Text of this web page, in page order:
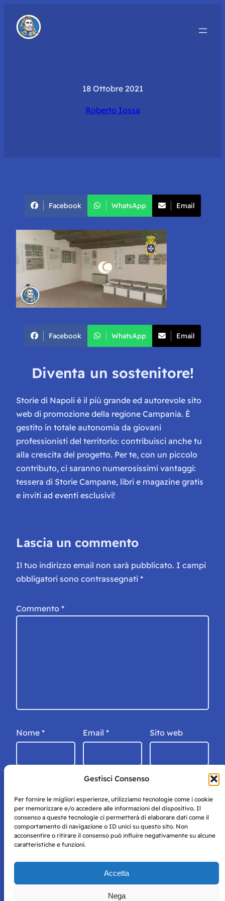
Gestisci Consenso
Per fornire le migliori esperienze, utilizziamo tecnologie come i cookie
per memorizzare e/o accedere alle informazioni del dispositivo. Il
consenso a queste tecnologie ci permetterà di elaborare dati come il
comportamento di navigazione o ID unici su questo sito. Non
acconsentire o ritirare il consenso può influire negativamente su alcune
caratteristiche e funzioni.
Accetta
Nega
18 Ottobre 2021
Roberto Iossa
Facebook WhatsApp Email
Facebook WhatsApp Email
Diventa un sostenitore!
Storie di Napoli è il più grande ed autorevole sito
web di promozione della regione Campania. È
gestito in totale autonomia da giovani
professionisti del territorio: contribuisci anche tu
alla crescita del progetto. Per te, con un piccolo
contributo, ci saranno numerosissimi vantaggi:
tessera di Storie Campane, libri e magazine gratis
e inviti ad eventi esclusivi!
Lascia un commento
Il tuo indirizzo email non sarà pubblicato. I campi
obbligatori sono contrassegnati *
Commento *
Nome * Email * Sito web
Storie di Napoli è una testata registrata presso il tribunale di
per mero scopo didattico e informativo.